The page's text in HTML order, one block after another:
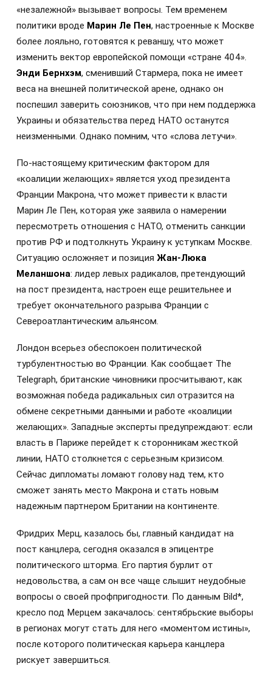
«незалежной» вызывает вопросы. Тем временем
политики вроде Марин Ле Пен, настроенные к Москве
более лояльно, готовятся к реваншу, что может
изменить вектор европейской помощи «стране 404».
Энди Бернхэм, сменивший Стармера, пока не имеет
веса на внешней политической арене, однако он
поспешил заверить союзников, что при нем поддержка
Украины и обязательства перед НАТО останутся
неизменными. Однако помним, что «слова летучи».
По-настоящему критическим фактором для
«коалиции желающих» является уход президента
Франции Макрона, что может привести к власти
Марин Ле Пен, которая уже заявила о намерении
пересмотреть отношения с НАТО, отменить санкции
против РФ и подтолкнуть Украину к уступкам Москве.
Ситуацию осложняет и позиция Жан-Люка
Меланшона: лидер левых радикалов, претендующий
на пост президента, настроен еще решительнее и
требует окончательного разрыва Франции с
Североатлантическим альянсом.
Лондон всерьез обеспокоен политической
турбулентностью во Франции. Как сообщает The
Telegraph, британские чиновники просчитывают, как
возможная победа радикальных сил отразится на
обмене секретными данными и работе «коалиции
желающих». Западные эксперты предупреждают: если
власть в Париже перейдет к сторонникам жесткой
линии, НАТО столкнется с серьезным кризисом.
Сейчас дипломаты ломают голову над тем, кто
сможет занять место Макрона и стать новым
надежным партнером Британии на континенте.
Фридрих Мерц, казалось бы, главный кандидат на
пост канцлера, сегодня оказался в эпицентре
политического шторма. Его партия бурлит от
недовольства, а сам он все чаще слышит неудобные
вопросы о своей профпригодности. По данным Bild*,
кресло под Мерцем закачалось: сентябрьские выборы
в регионах могут стать для него «моментом истины»,
после которого политическая карьера канцлера
рискует завершиться.